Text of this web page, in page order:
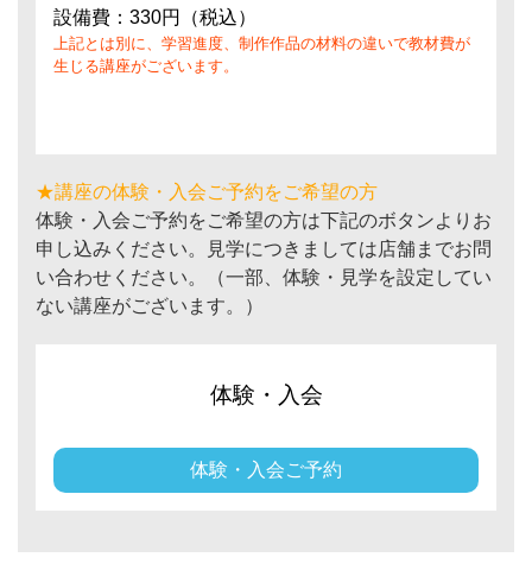
設備費：330円（税込）
上記とは別に、学習進度、制作作品の材料の違いで教材費が
生じる講座がございます。
★講座の体験・入会ご予約をご希望の方
体験・入会ご予約をご希望の方は下記のボタンよりお
申し込みください。見学につきましては店舗までお問
い合わせください。（一部、体験・見学を設定してい
ない講座がございます。）
体験・入会
体験・入会ご予約